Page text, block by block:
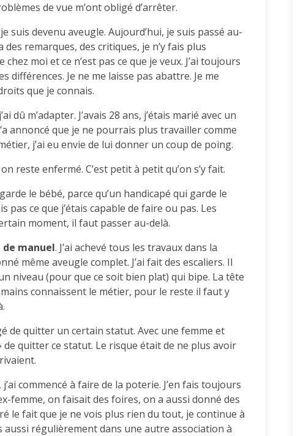
de vue m’ont obligé d’arrêter.
suis devenu aveugle. Aujourd’hui, je suis passé au-
des remarques, des critiques, je n’y fais plus
moi et ce n’est pas ce que je veux. J’ai toujours
différences. Je ne me laisse pas abattre. Je me
que je connais.
dû m’adapter. J’avais 28 ans, j’étais marié avec un
annoncé que je ne pourrais plus travailler comme
j’ai eu envie de lui donner un coup de poing.
reste enfermé. C’est petit à petit qu’on s’y fait.
le bébé, parce qu’un handicapé qui garde le
pas ce que j’étais capable de faire ou pas. Les
moment, il faut passer au-delà.
manuel. J’ai achevé tous les travaux dans la
même aveugle complet. J’ai fait des escaliers. Il
niveau (pour que ce soit bien plat) qui bipe. La tête
connaissent le métier, pour le reste il faut y
de quitter un certain statut. Avec une femme et
de quitter ce statut. Le risque était de ne plus avoir
commencé à faire de la poterie. J’en fais toujours
femme, on faisait des foires, on a aussi donné des
le fait que je ne vois plus rien du tout, je continue à
aussi régulièrement dans une autre association à